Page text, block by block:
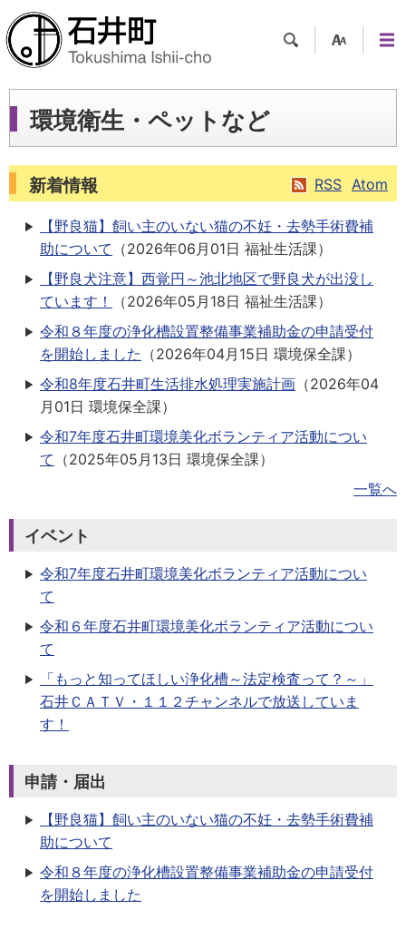
ツー
ュー
環境衛生・ペットなど
新着情報 RSS Atom
【野良猫】飼い主のいない猫の不妊・去勢手術費補
助について （2026年06月01日 福祉生活課）
【野良犬注意】西覚円～池北地区で野良犬が出没し
ています！
（2026年05月18日 福祉生活課）
令和８年度の浄化槽設置整備事業補助金の申請受付
を開始しました （2026年04月15日 環境保全課）
令和8年度石井町生活排水処理実施計画 （2026年04
月01日 環境保全課）
令和7年度石井町環境美化ボランティア活動につい
て （2025年05月13日 環境保全課）
一覧へ
イベント
令和7年度石井町環境美化ボランティア活動につい
て
令和６年度石井町環境美化ボランティア活動につい
て
「もっと知ってほしい浄化槽～法定検査って？～」
石井ＣＡＴＶ・１１２チャンネルで放送していま
す！
申請・届出
【野良猫】飼い主のいない猫の不妊・去勢手術費補
助について
令和８年度の浄化槽設置整備事業補助金の申請受付
を開始しました